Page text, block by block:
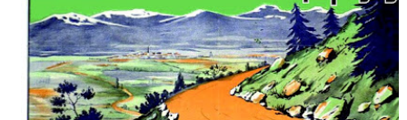
ΚΑΙ ΕΛΛΑΔΑ
ΥΓΕΙΑ-ΟΜΟΡΦΙΑ
ΠΟΛΙΤΙΣΜΟΣ